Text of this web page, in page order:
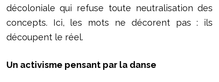
décoloniale qui refuse toute neutralisation des
concepts. Ici, les mots ne décorent pas : ils
découpent le réel.
Un activisme pensant par la danse